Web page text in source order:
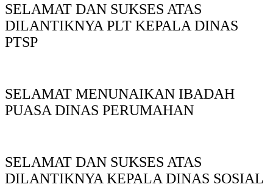
SELAMAT DAN SUKSES ATAS
DILANTIKNYA PLT KEPALA DINAS
PTSP
SELAMAT MENUNAIKAN IBADAH
PUASA DINAS PERUMAHAN
SELAMAT DAN SUKSES ATAS
DILANTIKNYA KEPALA DINAS SOSIAL